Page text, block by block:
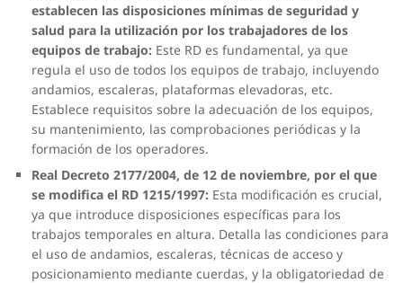
establecen las disposiciones mínimas de seguridad y
salud para la utilización por los trabajadores de los
equipos de trabajo: Este RD es fundamental, ya que
regula el uso de todos los equipos de trabajo, incluyendo
andamios, escaleras, plataformas elevadoras, etc.
Establece requisitos sobre la adecuación de los equipos,
su mantenimiento, las comprobaciones periódicas y la
formación de los operadores.
Real Decreto 2177/2004, de 12 de noviembre, por el que
se modifica el RD 1215/1997: Esta modificación es crucial,
ya que introduce disposiciones específicas para los
trabajos temporales en altura. Detalla las condiciones para
el uso de andamios, escaleras, técnicas de acceso y
posicionamiento mediante cuerdas, y la obligatoriedad de